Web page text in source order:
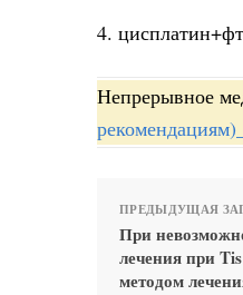
4.
Непрерывное
ПРЕДЫДУЩАЯ
При
лечения при
методом